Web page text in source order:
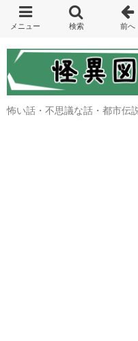
怖い話・不思議な話・都市伝